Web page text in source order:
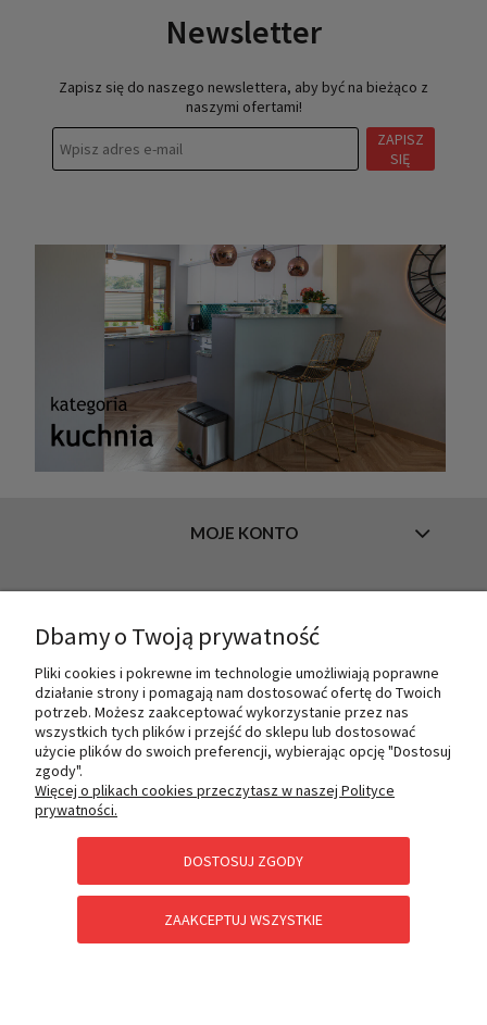
Newsletter
Zapisz się do naszego newslettera, aby być na bieżąco z
naszymi ofertami!
ZAPISZ
SIĘ
MOJE KONTO
O NAS
PŁATNOŚCI I DOSTAWA
POMOC
Dbamy o Twoją prywatność
Pliki cookies i pokrewne im technologie umożliwiają poprawne
działanie strony i pomagają nam dostosować ofertę do Twoich
potrzeb. Możesz zaakceptować wykorzystanie przez nas
wszystkich tych plików i przejść do sklepu lub dostosować
użycie plików do swoich preferencji, wybierając opcję "Dostosuj
zgody".
Więcej o plikach cookies przeczytasz w naszej Polityce
prywatności.
DOSTOSUJ ZGODY
ZAAKCEPTUJ WSZYSTKIE